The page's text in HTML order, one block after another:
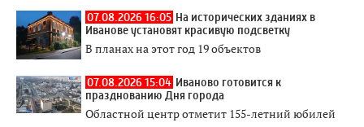
07.08.2026 16:05 На исторических зданиях в
Иванове установят красивую подсветку
В планах на этот год 19 объектов
07.08.2026 15:04 Иваново готовится к
празднованию Дня города
Областной центр отметит 155-летний юбилей